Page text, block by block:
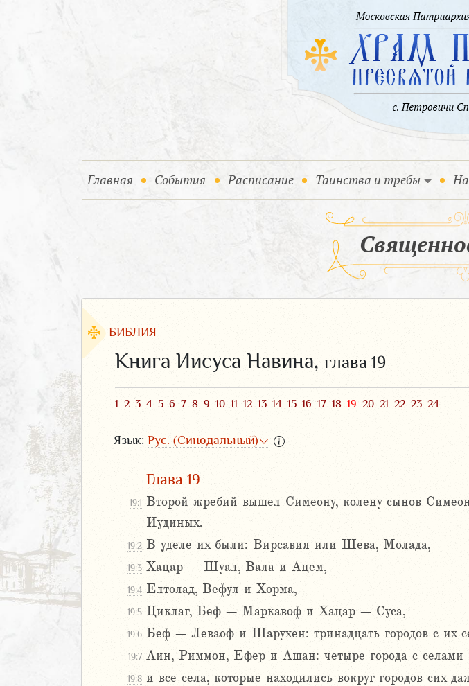
Главная (current)
События (current)
Расписание Таинства и требы
БИБЛИЯ
Книга Иисуса Навина, глава 19
1 2 3 4 5 6 7 8 9 10 11 12 13 14 15 16 17 18 19 20 21 22 23 24
Язык: Рус. (Синодальный)
Глава 19
19:1 Второй жребий вышел Симеону, колену сынов
Иудиных.
19:2 В уделе их были: Вирсавия или Шева, Молада,
19:3 Хацар – Шуал, Вала и Ацем,
19:4 Елтолад, Вефул и Хорма,
19:5 Циклаг, Беф – Маркавоф и Хацар – Суса,
19:6 Беф – Леваоф и Шарухен: тринадцать городов с их
19:7 Аин, Риммон, Ефер и Ашан: четыре города с селами
19:8 и все села, которые находились вокруг городов